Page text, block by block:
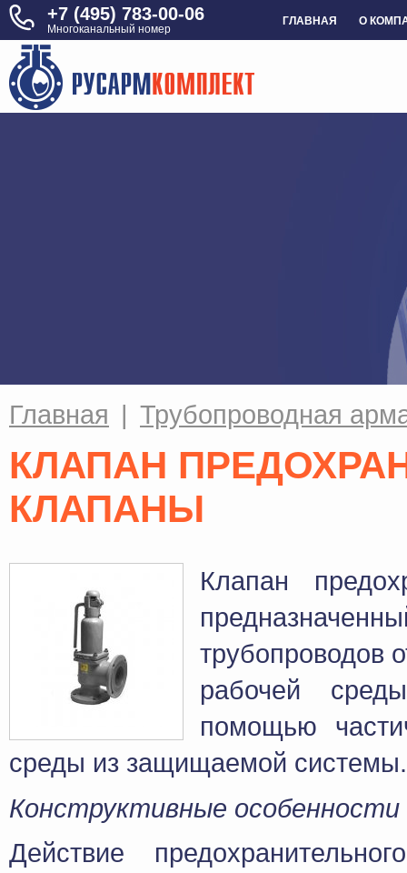
+7 (495) 783-00-06
Многоканальный номер
ГЛАВНАЯ О
Главная | Трубопроводная
КЛАПАН
КЛАПАНЫ
Клапан
трубопроводов
рабочей
помощью
среды из защищаемой системы.
Конструктивные особенности
Действие